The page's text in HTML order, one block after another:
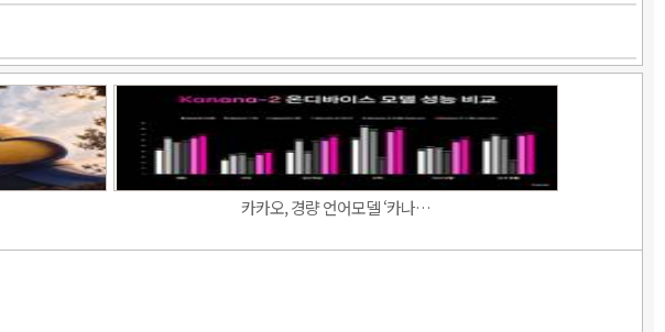
카카오, 경량 언어모델 ‘카나…